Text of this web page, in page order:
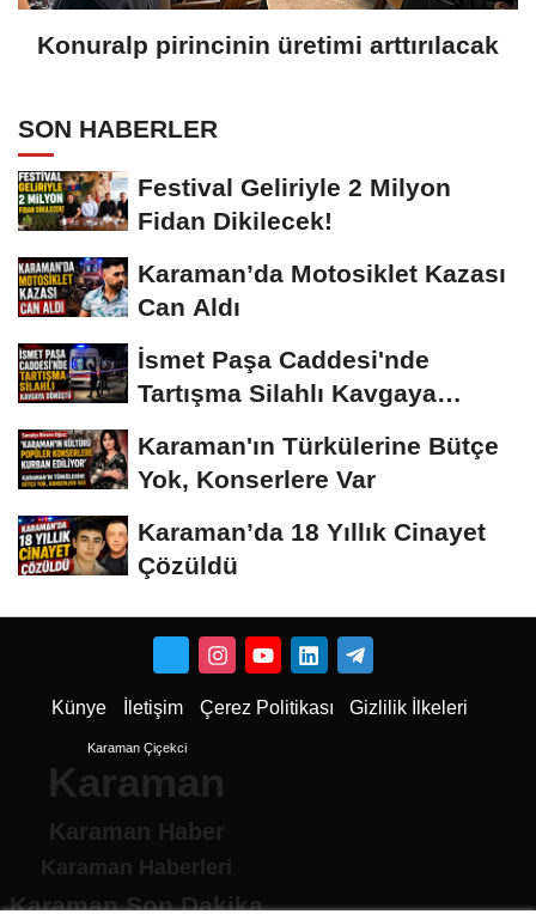
Konuralp pirincinin üretimi arttırılacak
SON HABERLER
Festival Geliriyle 2 Milyon
Fidan Dikilecek!
Karaman’da Motosiklet Kazası
Can Aldı
İsmet Paşa Caddesi'nde
Tartışma Silahlı Kavgaya
Karaman'ın Türkülerine Bütçe
Yok, Konserlere Var
Karaman’da 18 Yıllık Cinayet
Çözüldü
Künye İletişim Çerez Politikası Gizlilik İlkeleri
Karaman Çiçekci
Karaman
Karaman Haber
Karaman Haberleri
Karaman Son Dakika